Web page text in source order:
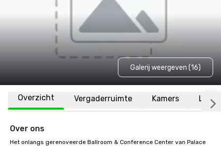
Galerij weergeven (16)
Overzicht Vergaderruimte Kamers
Over ons
Het onlangs gerenoveerde Ballroom & Conference Center van Palace